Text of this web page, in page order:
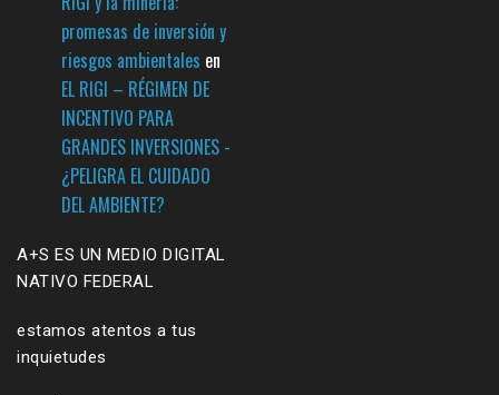
promesas de inversión y
riesgos ambientales en
EL RIGI – RÉGIMEN DE
INCENTIVO PARA
GRANDES INVERSIONES -
¿PELIGRA EL CUIDADO
DEL AMBIENTE?
A+S ES UN MEDIO DIGITAL
NATIVO FEDERAL
estamos atentos a tus
inquietudes